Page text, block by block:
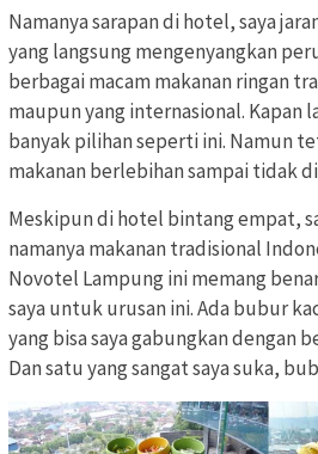
Namanya sarapan di hotel, saya
yang langsung mengenyangkan
berbagai macam makanan ringan
maupun yang internasional. Kapan
banyak pilihan seperti ini. Namun
makanan berlebihan sampai tidak
Meskipun di hotel bintang empat,
namanya makanan tradisional
Novotel Lampung ini memang
saya untuk urusan ini. Ada bubur
yang bisa saya gabungkan dengan
Dan satu yang sangat saya suka,